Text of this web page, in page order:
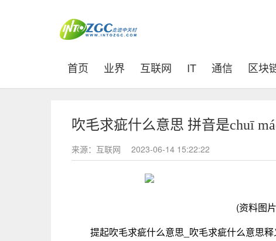
首页 (current)
业界 互联网 IT 通信 区块
吹毛求疵什么意思 拼音是chuī
来源：互联网 2023-06-14 15:22:22
(资料图
提起吹毛求疵什么意思_吹毛求疵什么意思